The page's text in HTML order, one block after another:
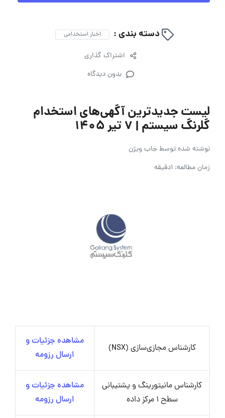
دسته بندی : اخبار استخدامی
اشتراک گذاری
بدون دیدگاه
لیست جدیدترین آگهی‌های استخدام
گلرنگ سیستم | ۷ تیر ۱۴۰۵
نوشته شده توسطجاب ویژن
زمان مطالعه: 1دقیقه
کارشناس مجازی‌سازی (NSX)
مشاهده جزئیات و
ارسال رزومه
کارشناس مانیتورینگ و پشتیبانی
سطح 1 مرکز داده
مشاهده جزئیات و
ارسال رزومه